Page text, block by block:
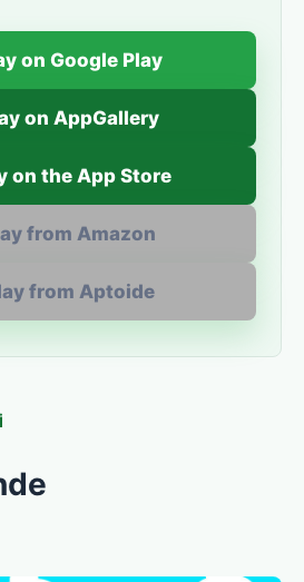
on Google Play
on AppGallery
on the App Store
from Amazon
from Aptoide